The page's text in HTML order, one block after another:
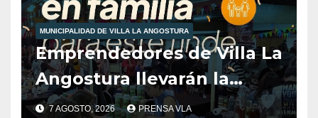
MUNICIPALIDAD DE VILLA LA ANGOSTURA
Emprendedores de Villa La
Angostura llevarán la
producción local a Tienda
7 AGOSTO, 2026 PRENSA VLA